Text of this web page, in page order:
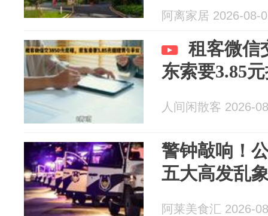
阿离家居 2026-08-
租客微信
东索要3.85
人间闲散客 2026-
警钟敲响！
五大高发乱
阿莱美食汇 2026-